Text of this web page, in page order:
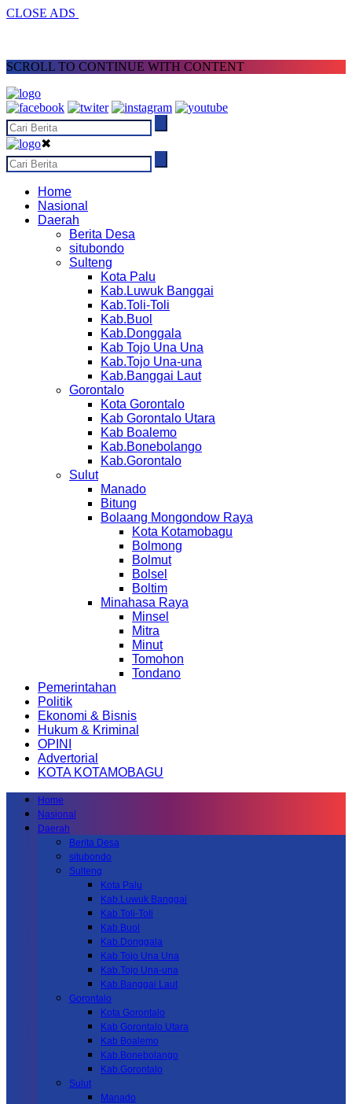
CLOSE ADS
SCROLL TO CONTINUE WITH CONTENT
✖
Home
Nasional
Daerah
Berita Desa
situbondo
Sulteng
Kota Palu
Kab.Luwuk Banggai
Kab.Toli-Toli
Kab.Buol
Kab.Donggala
Kab Tojo Una Una
Kab.Tojo Una-una
Kab.Banggai Laut
Gorontalo
Kota Gorontalo
Kab Gorontalo Utara
Kab Boalemo
Kab.Bonebolango
Kab.Gorontalo
Sulut
Manado
Bitung
Bolaang Mongondow Raya
Kota Kotamobagu
Bolmong
Bolmut
Bolsel
Boltim
Minahasa Raya
Minsel
Mitra
Minut
Tomohon
Tondano
Pemerintahan
Politik
Ekonomi & Bisnis
Hukum & Kriminal
OPINI
Advertorial
KOTA KOTAMOBAGU
Home
Nasional
Daerah
Berita Desa
situbondo
Sulteng
Kota Palu
Kab.Luwuk Banggai
Kab.Toli-Toli
Kab.Buol
Kab.Donggala
Kab Tojo Una Una
Kab.Tojo Una-una
Kab.Banggai Laut
Gorontalo
Kota Gorontalo
Kab Gorontalo Utara
Kab Boalemo
Kab.Bonebolango
Kab.Gorontalo
Sulut
Manado